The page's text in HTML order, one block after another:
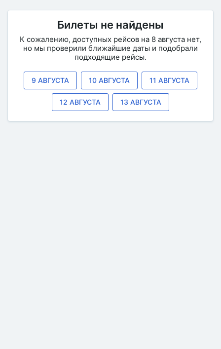
Билеты не найдены
К сожалению, доступных рейсов на 8 августа нет,
но мы проверили ближайшие даты и подобрали
подходящие рейсы.
9 АВГУСТА 10 АВГУСТА 11 АВГУСТА
12 АВГУСТА 13 АВГУСТА